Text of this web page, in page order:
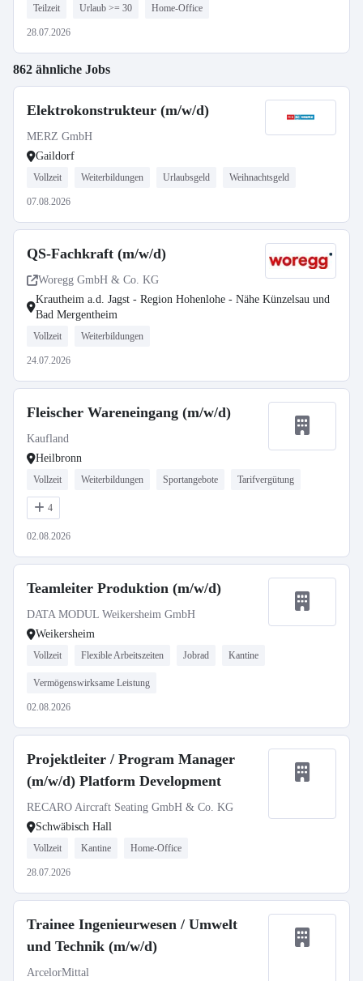
Teilzeit Urlaub >= 30 Home-Office
28.07.2026
862 ähnliche Jobs
Elektrokonstrukteur (m/w/d)
MERZ GmbH
Gaildorf
Vollzeit Weiterbildungen Urlaubsgeld Weihnachtsgeld
07.08.2026
QS-Fachkraft (m/w/d)
Woregg GmbH & Co. KG
Krautheim a.d. Jagst - Region Hohenlohe - Nähe Künzelsau und
Bad Mergentheim
Vollzeit Weiterbildungen
24.07.2026
Fleischer Wareneingang (m/w/d)
Kaufland
Heilbronn
Vollzeit Weiterbildungen Sportangebote Tarifvergütung
4
02.08.2026
Teamleiter Produktion (m/w/d)
DATA MODUL Weikersheim GmbH
Weikersheim
Vollzeit Flexible Arbeitszeiten Jobrad Kantine
Vermögenswirksame Leistung
02.08.2026
Projektleiter / Program Manager
(m/w/d) Platform Development
RECARO Aircraft Seating GmbH & Co. KG
Schwäbisch Hall
Vollzeit Kantine Home-Office
28.07.2026
Trainee Ingenieurwesen / Umwelt
und Technik (m/w/d)
ArcelorMittal